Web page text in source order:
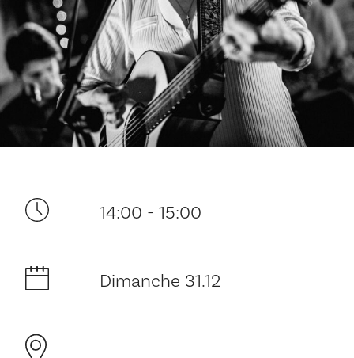
Ditt besøk
Musikk
Historie og arkitektur
14:00 - 15:00
Dimanche 31.12